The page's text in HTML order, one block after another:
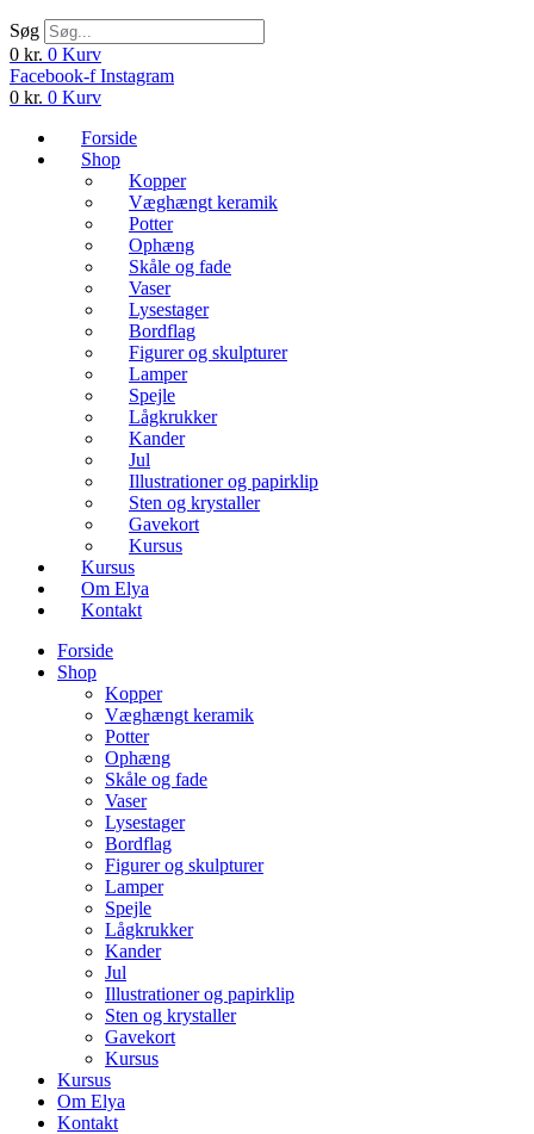
Søg
0 kr. 0 Kurv
Facebook-f Instagram
0 kr. 0 Kurv
Forside
Shop
Kopper
Væghængt keramik
Potter
Ophæng
Skåle og fade
Vaser
Lysestager
Bordflag
Figurer og skulpturer
Lamper
Spejle
Lågkrukker
Kander
Jul
Illustrationer og papirklip
Sten og krystaller
Gavekort
Kursus
Kursus
Om Elya
Kontakt
Forside
Shop
Kopper
Væghængt keramik
Potter
Ophæng
Skåle og fade
Vaser
Lysestager
Bordflag
Figurer og skulpturer
Lamper
Spejle
Lågkrukker
Kander
Jul
Illustrationer og papirklip
Sten og krystaller
Gavekort
Kursus
Kursus
Om Elya
Kontakt